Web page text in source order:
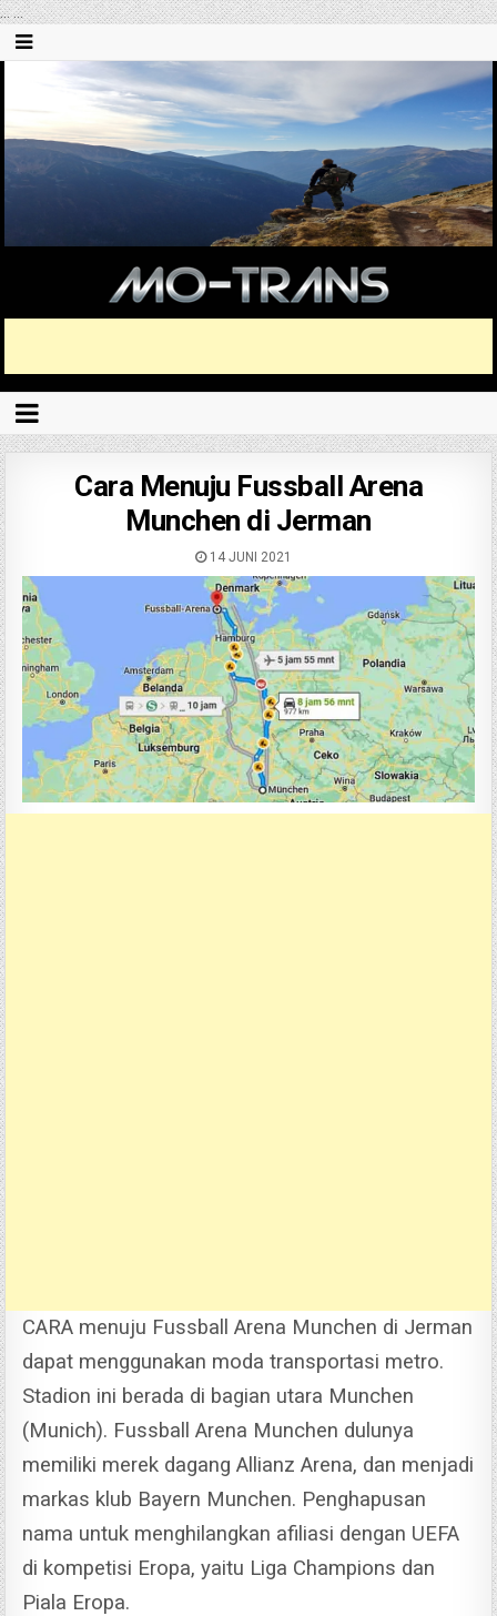
......
Cara Menuju Fussball Arena
Munchen di Jerman
14 JUNI 2021
CARA menuju Fussball Arena Munchen di Jerman
dapat menggunakan moda transportasi metro.
Stadion ini berada di bagian utara Munchen
(Munich). Fussball Arena Munchen dulunya
memiliki merek dagang Allianz Arena, dan menjadi
markas klub Bayern Munchen. Penghapusan
nama untuk menghilangkan afiliasi dengan UEFA
di kompetisi Eropa, yaitu Liga Champions dan
Piala Eropa.